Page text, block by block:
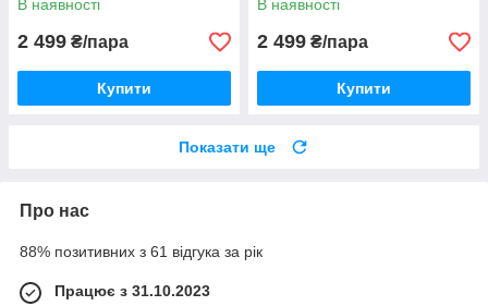
В наявності
2 499 ₴/пара
Купити
В наявності
2 499 ₴/пара
Купити
Показати ще
Про нас
88% позитивних з 61 відгука за рік
Працює з 31.10.2023